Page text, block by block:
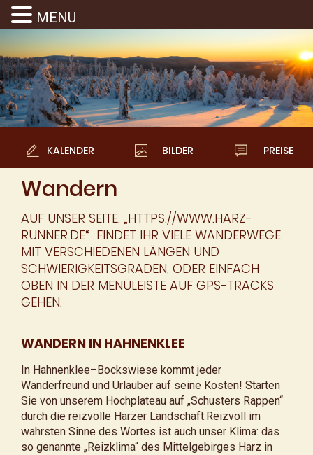
KALENDER BILDER PREISE
Wandern
AUF UNSER SEITE: „HTTPS://WWW.HARZ-
RUNNER.DE“ FINDET IHR VIELE WANDERWEGE
MIT VERSCHIEDENEN LÄNGEN UND
SCHWIERIGKEITSGRADEN, ODER EINFACH
OBEN IN DER MENÜLEISTE AUF GPS-TRACKS
GEHEN.
WANDERN IN HAHNENKLEE
In Hahnenklee–Bockswiese kommt jeder
Wanderfreund und Urlauber auf seine Kosten! Starten
Sie von unserem Hochplateau auf „Schusters Rappen“
durch die reizvolle Harzer Landschaft.Reizvoll im
wahrsten Sinne des Wortes ist auch unser Klima: das
so genannte „Reizklima“ des Mittelgebirges Harz in
MENU